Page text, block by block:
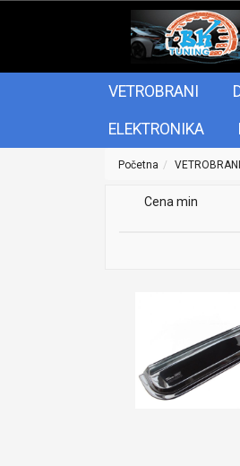
VETROBRANI
ELEKTRONIKA
Početna VETROBRANI
Cena min